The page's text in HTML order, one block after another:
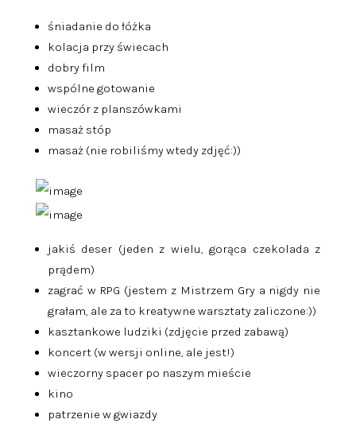
śniadanie do łóżka
kolacja przy świecach
dobry film
wspólne gotowanie
wieczór z planszówkami
masaż stóp
masaż (nie robiliśmy wtedy zdjęć:))
jakiś deser (jeden z wielu, gorąca czekolada z
prądem)
zagrać w RPG (jestem z Mistrzem Gry a nigdy nie
grałam, ale za to kreatywne warsztaty zaliczone:))
kasztankowe ludziki (zdjęcie przed zabawą)
koncert (w wersji online, ale jest!)
wieczorny spacer po naszym mieście
kino
patrzenie w gwiazdy